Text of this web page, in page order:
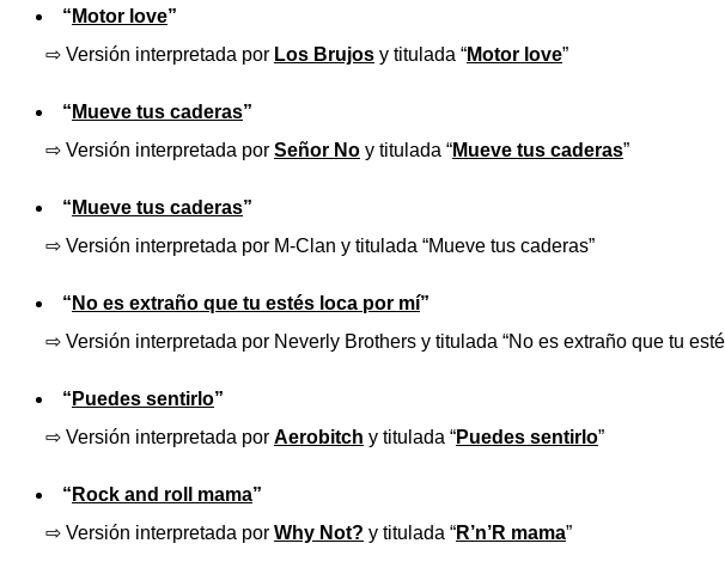
“ Motor love”
⇨ Versión interpretada por Los Brujos y titulada “Motor love”
“ Mueve tus caderas”
⇨ Versión interpretada por Señor No y titulada “Mueve tus caderas”
“ Mueve tus caderas”
⇨ Versión interpretada por M-Clan y titulada “Mueve tus caderas”
“ No es extraño que tu estés loca por mí”
⇨ Versión interpretada por Neverly Brothers y titulada “No es extraño que tu
“ Puedes sentirlo”
⇨ Versión interpretada por Aerobitch y titulada “Puedes sentirlo”
“ Rock and roll mama”
⇨ Versión interpretada por Why Not? y titulada “R’n’R mama”